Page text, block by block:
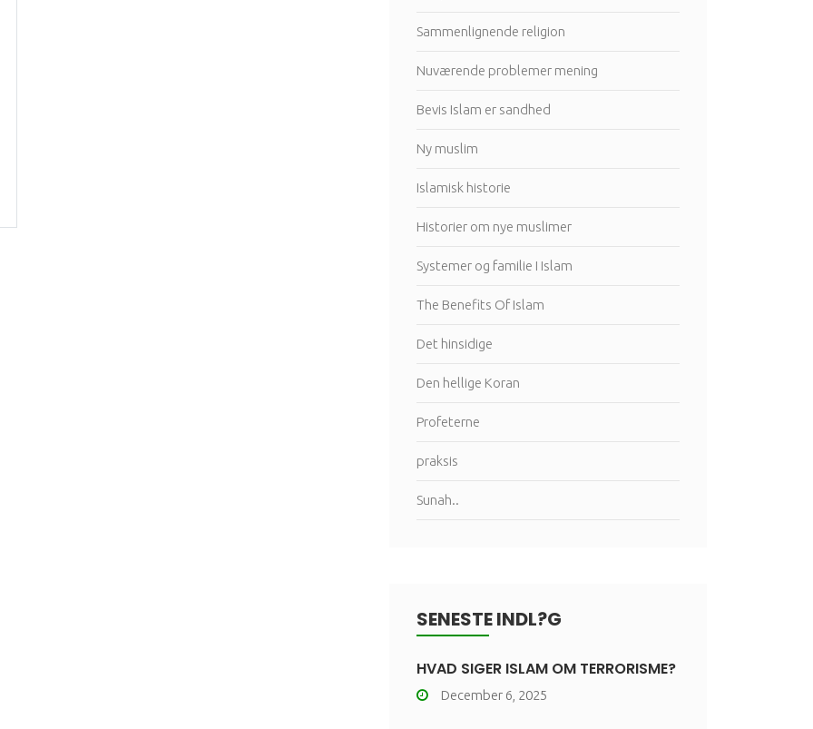
Sammenlignende religion
Nuværende problemer mening
Bevis Islam er sandhed
Ny muslim
Islamisk historie
Historier om nye muslimer
Systemer og familie I Islam
The Benefits Of Islam
Det hinsidige
Den hellige Koran
Profeterne
praksis
Sunah..
SENESTE INDL?G
HVAD SIGER ISLAM OM TERRORISME?
December 6, 2025